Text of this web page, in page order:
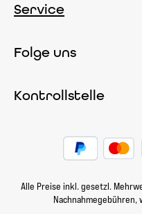
Service
Folge uns
Kontrollstelle
Alle Preise inkl. gesetzl.
Nachnahmegebühren,